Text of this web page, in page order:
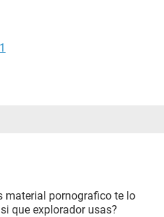
material pornografico te lo
que explorador usas?